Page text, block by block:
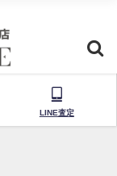
LINE査定